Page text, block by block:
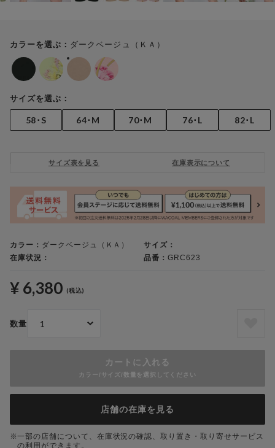
カラーを選ぶ： ダークベージュ（ＫＡ）
サイズを選ぶ：
58･S 64･M 70･M 76･L 82･L
サイズ表を見る 在庫表示について
カラー： ダークベージュ（ＫＡ）
サイズ：
在庫状況：
品番：GRC623
¥ 6,380 (税込)
数量
カートに入れる
カラー/サイズ/数量を選択してください
店舗の在庫を見る
一部の店舗について、在庫状況の確認、取り置き・取り寄せサービス
の利用ができます。